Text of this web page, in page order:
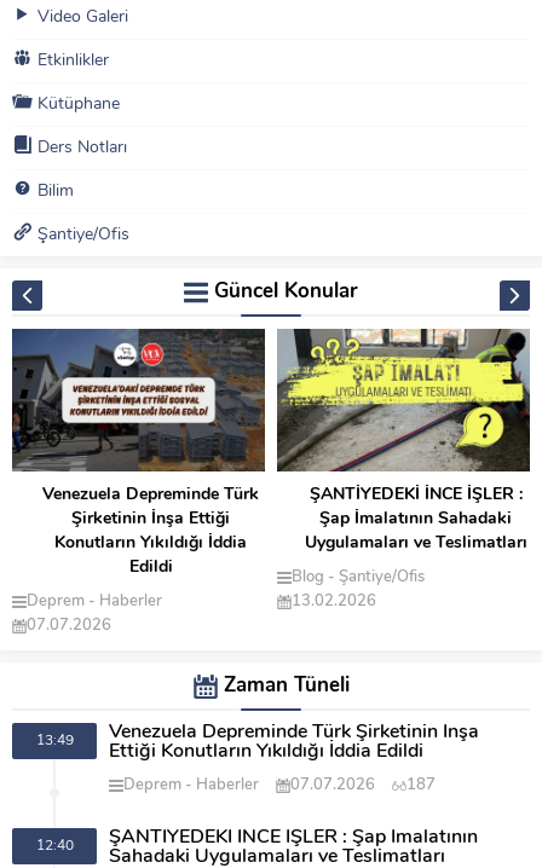
Video Galeri
Etkinlikler
Kütüphane
Ders Notları
Bilim
Şantiye/Ofis
Güncel Konular
Venezuela Depreminde Türk
Şirketinin İnşa Ettiği
Konutların Yıkıldığı İddia
Edildi
Deprem
Haberler
07.07.2026
ŞANTİYEDEKİ İNCE İŞLER :
Şap İmalatının Sahadaki
Uygulamaları ve Teslimatları
Blog
Şantiye/Ofis
13.02.2026
Zaman Tüneli
13:49
Venezuela Depreminde Türk Şirketinin İnşa
Ettiği Konutların Yıkıldığı İddia Edildi
Deprem Haberler 07.07.2026 187
12:40
ŞANTİYEDEKİ İNCE İŞLER : Şap İmalatının
Sahadaki Uygulamaları ve Teslimatları